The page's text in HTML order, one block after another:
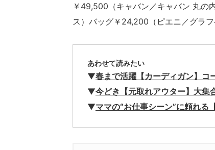
￥49,500（キャバン／キャバン 丸の
ス）バッグ￥24,200（ピエニ／グラフ
あわせて読みたい
▼春まで活躍【カーディガン】コ
▼今どき【元取れアウター】大集
▼ママの“お仕事シーン”に頼れる